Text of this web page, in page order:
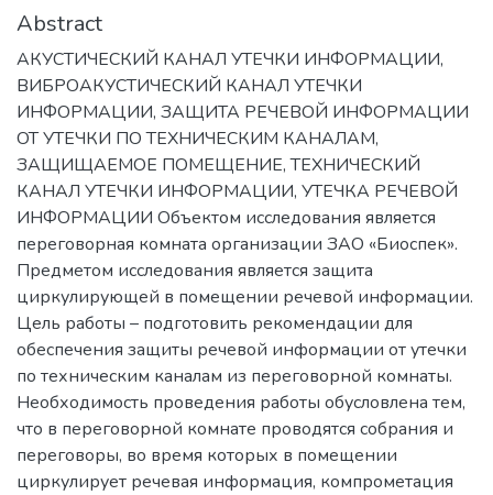
Abstract
АКУСТИЧЕСКИЙ КАНАЛ УТЕЧКИ ИНФОРМАЦИИ,
ВИБРОАКУСТИЧЕСКИЙ КАНАЛ УТЕЧКИ
ИНФОРМАЦИИ, ЗАЩИТА РЕЧЕВОЙ ИНФОРМАЦИИ
ОТ УТЕЧКИ ПО ТЕХНИЧЕСКИМ КАНАЛАМ,
ЗАЩИЩАЕМОЕ ПОМЕЩЕНИЕ, ТЕХНИЧЕСКИЙ
КАНАЛ УТЕЧКИ ИНФОРМАЦИИ, УТЕЧКА РЕЧЕВОЙ
ИНФОРМАЦИИ Объектом исследования является
переговорная комната организации ЗАО «Биоспек».
Предметом исследования является защита
циркулирующей в помещении речевой информации.
Цель работы – подготовить рекомендации для
обеспечения защиты речевой информации от утечки
по техническим каналам из переговорной комнаты.
Необходимость проведения работы обусловлена тем,
что в переговорной комнате проводятся собрания и
переговоры, во время которых в помещении
циркулирует речевая информация, компрометация